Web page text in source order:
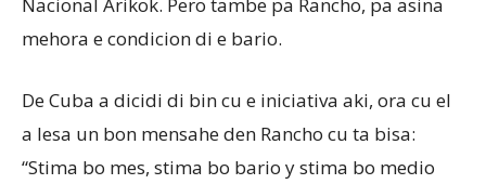
mehora e condicion di e bario.
De Cuba a dicidi di bin cu e iniciativa aki, ora cu el
a lesa un bon mensahe den Rancho cu ta bisa:
“Stima bo mes, stima bo bario y stima bo medio